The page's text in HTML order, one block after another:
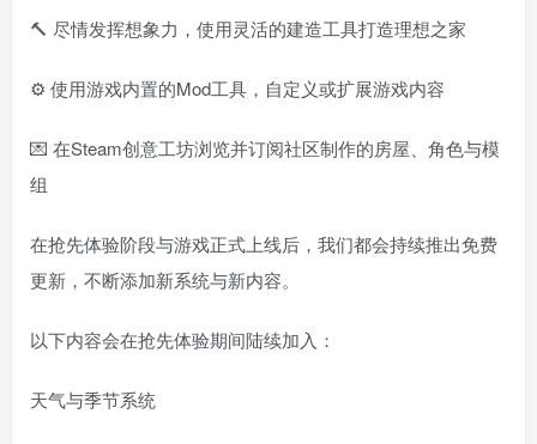
🔨 尽情发挥想象力，使用灵活的建造工具打造理想之家
⚙️ 使用游戏内置的Mod工具，自定义或扩展游戏内容
💌 在Steam创意工坊浏览并订阅社区制作的房屋、角色与模
组
在抢先体验阶段与游戏正式上线后，我们都会持续推出免费
更新，不断添加新系统与新内容。
以下内容会在抢先体验期间陆续加入：
天气与季节系统